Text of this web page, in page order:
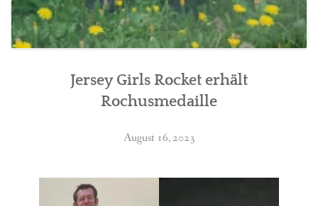
Jersey Girls Rocket erhält
Rochusmedaille
August 16, 2023